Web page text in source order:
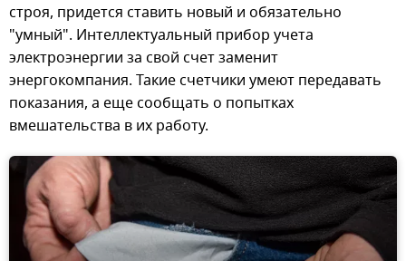
строя, придется ставить новый и обязательно
"умный". Интеллектуальный прибор учета
электроэнергии за свой счет заменит
энергокомпания. Такие счетчики умеют передавать
показания, а еще сообщать о попытках
вмешательства в их работу.